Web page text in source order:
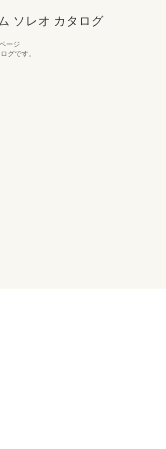
ソレオ カタログ
ージ
グです。